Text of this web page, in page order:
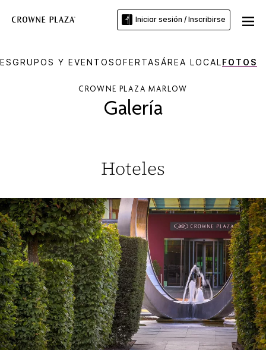
Iniciar sesión / Inscribirse
GRUPOS Y EVENTOSOFERTASÁREA LOCAL FOTOS
CROWNE PLAZA MARLOW
Galería
Hoteles